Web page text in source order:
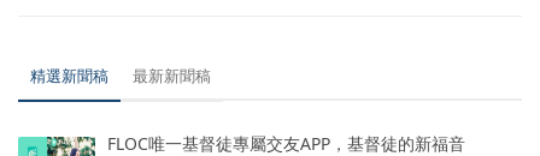
精選新聞稿 最新新聞稿
FLOC唯一基督徒專屬交友APP，基督徒的新福音